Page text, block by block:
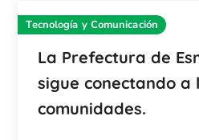
Tecnología y Comunicación
La Prefectura de
sigue conectando a
comunidades.